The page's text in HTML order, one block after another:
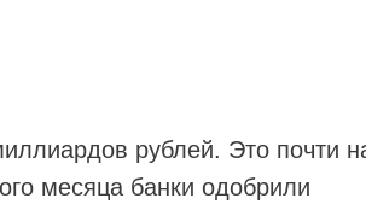
рублей. Это почти
месяца банки одобрили